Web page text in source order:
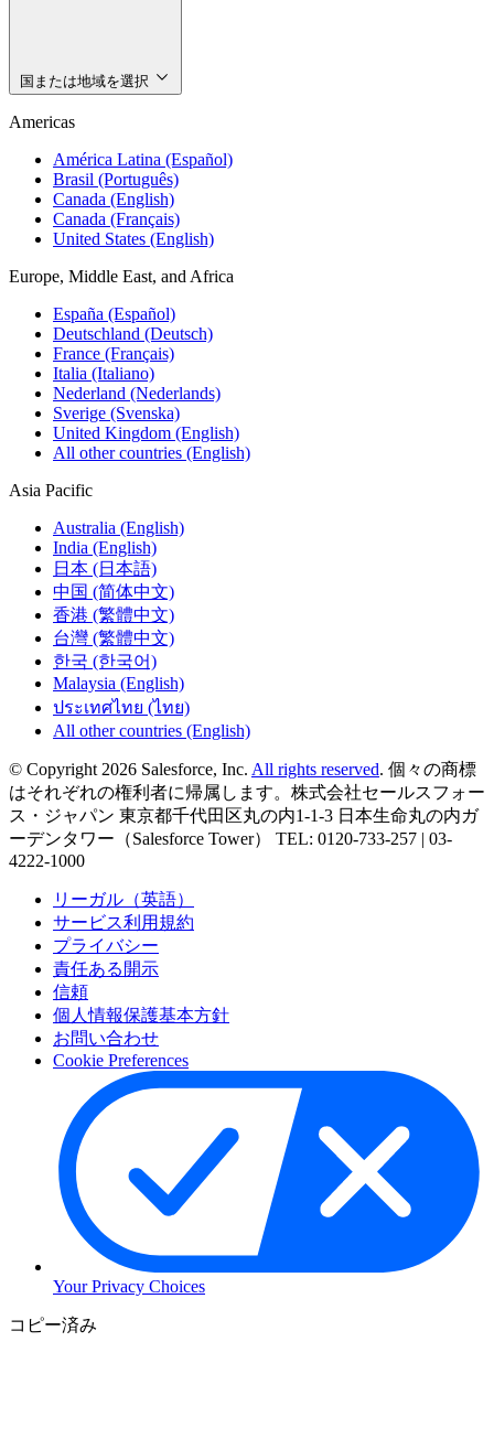
国または地域を選択
Americas
América Latina (Español)
Brasil (Português)
Canada (English)
Canada (Français)
United States (English)
Europe, Middle East, and Africa
España (Español)
Deutschland (Deutsch)
France (Français)
Italia (Italiano)
Nederland (Nederlands)
Sverige (Svenska)
United Kingdom (English)
All other countries (English)
Asia Pacific
Australia (English)
India (English)
日本 (日本語)
中国 (简体中文)
香港 (繁體中文)
台灣 (繁體中文)
한국 (한국어)
Malaysia (English)
ประเทศไทย (ไทย)
All other countries (English)
© Copyright 2026 Salesforce, Inc. All rights reserved. 個々の商標
はそれぞれの権利者に帰属します。株式会社セールスフォー
ス・ジャパン 東京都千代田区丸の内1-1-3 日本生命丸の内ガ
ーデンタワー（Salesforce Tower） TEL: 0120-733-257 | 03-
4222-1000
リーガル（英語）
サービス利用規約
プライバシー
責任ある開示
信頼
個人情報保護基本方針
お問い合わせ
Cookie Preferences
Your Privacy Choices
コ
コピー済み